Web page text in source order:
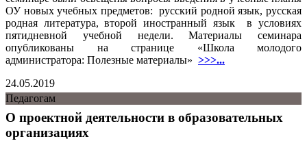
ОУ новых учебных предметов: русский родной язык, русская
родная литература, второй иностранный язык в условиях
пятидневной учебной недели. Материалы семинара
опубликованы на странице «Школа молодого
администратора: Полезные материалы» >>>...
24.05.2019
Педагогам
О проектной деятельности в образовательных
организациях